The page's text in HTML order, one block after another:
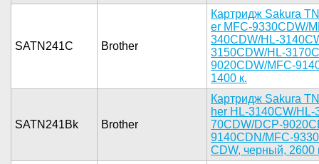
SATN241C Brother
Ка­ртридж Sak­ura
er MFC-933­0CDW/
340CDW/HL-­
3150CDW/HL­-
9020CDW­/MFC-
1400 к.­
SATN241Bk Brother
Ка­ртридж Sak­ura
her HL-314­0CW/
70CDW/DCP-­
9140CDN/­MFC-
CDW, черны­й, 2600